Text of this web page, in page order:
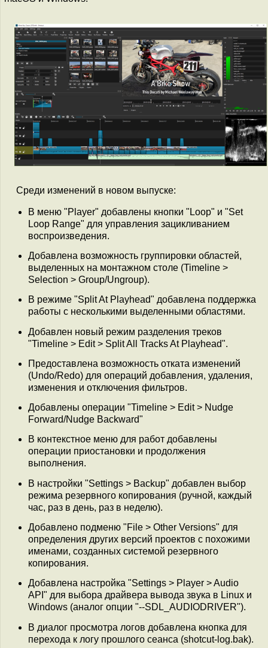
Среди изменений в новом выпуске:
В меню "Player" добавлены кнопки "Loop" и "Set
Loop Range" для управления зацикливанием
воспроизведения.
Добавлена возможность группировки областей,
выделенных на монтажном столе (Timeline >
Selection > Group/Ungroup).
В режиме "Split At Playhead" добавлена поддержка
работы с несколькими выделенными областями.
Добавлен новый режим разделения треков
"Timeline > Edit > Split All Tracks At Playhead".
Предоставлена возможность отката изменений
(Undo/Redo) для операций добавления, удаления,
изменения и отключения фильтров.
Добавлены операции "Timeline > Edit > Nudge
Forward/Nudge Backward"
В контекстное меню для работ добавлены
операции приостановки и продолжения
выполнения.
В настройки "Settings > Backup" добавлен выбор
режима резервного копирования (ручной, каждый
час, раз в день, раз в неделю).
Добавлено подменю "File > Other Versions" для
определения других версий проектов с похожими
именами, созданных системой резервного
копирования.
Добавлена настройка "Settings > Player > Audio
API" для выбора драйвера вывода звука в Linux и
Windows (аналог опции "--SDL_AUDIODRIVER").
В диалог просмотра логов добавлена кнопка для
перехода к логу прошлого сеанса (shotcut-log.bak).